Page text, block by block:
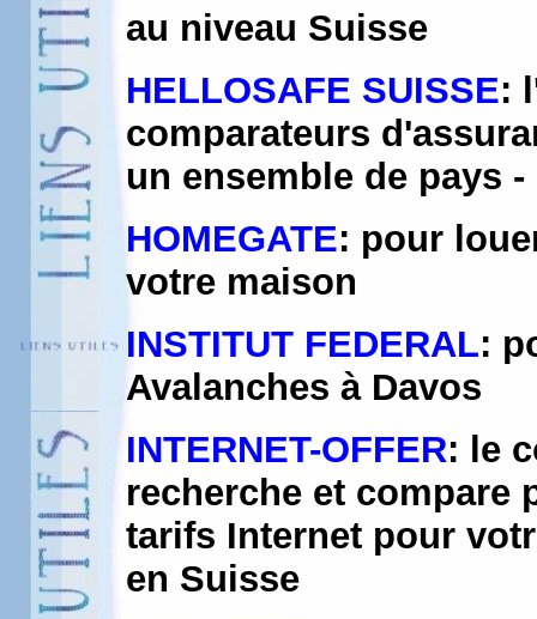
au niveau Suisse
HELLOSAFE SUISSE:
comparateurs
un ensemble de pays
HOMEGATE: pour
votre maison
INSTITUT FEDERAL:
Avalanches à Davos
INTERNET-OFFER: le
recherche et compare
tarifs Internet pour
en Suisse